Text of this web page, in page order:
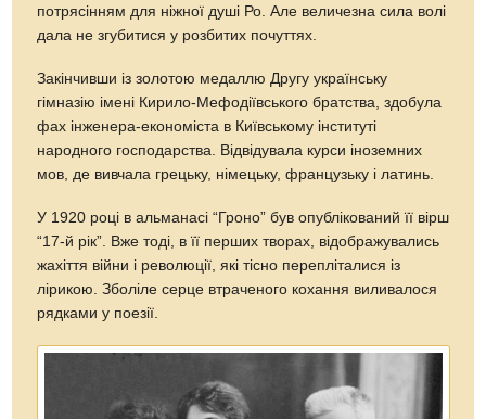
потрясінням для ніжної душі Ро. Але величезна сила волі
дала не згубитися у розбитих почуттях.
Закінчивши із золотою медаллю Другу українську
гімназію імені Кирило-Мефодіївського братства, здобула
фах інженера-економіста в Київському інституті
народного господарства. Відвідувала курси іноземних
мов, де вивчала грецьку, німецьку, французьку і латинь.
У 1920 році в альманасі “Гроно” був опублікований її вірш
“17-й рік”. Вже тоді, в її перших творах, відображувались
жахіття війни і революції, які тісно перепліталися із
лірикою. Зболіле серце втраченого кохання виливалося
рядками у поезії.